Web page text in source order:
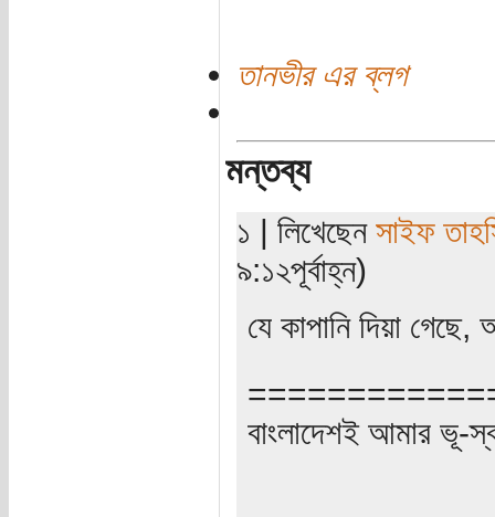
তানভীর এর ব্লগ
মন্তব্য
১ | লিখেছেন সাইফ
৯:১২পূর্বাহ্ন)
যে কাপানি দিয়া
বাংলাদেশই আমার ভূ-